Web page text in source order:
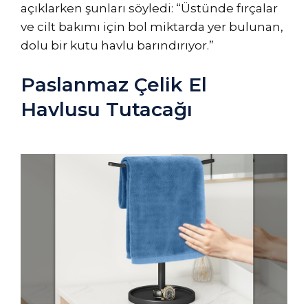
açıklarken şunları söyledi: “Üstünde fırçalar
ve cilt bakımı için bol miktarda yer bulunan,
dolu bir kutu havlu barındırıyor.”
Paslanmaz Çelik El
Havlusu Tutacağı